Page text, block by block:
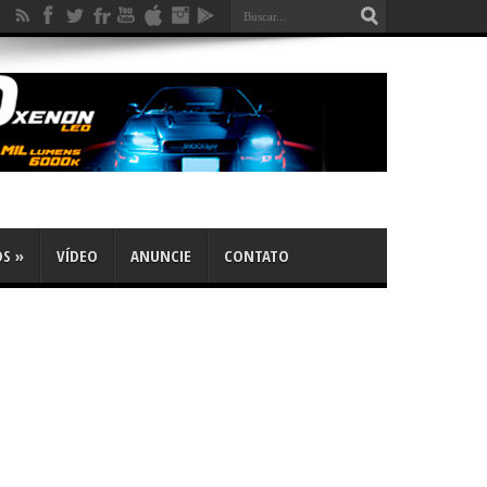
» VÍDEO ANUNCIE CONTATO